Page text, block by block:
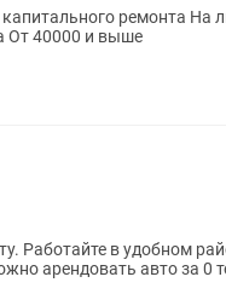
ремонта На
вкус В различной ценовой категории Гарантия Рассрочка От 40000 и выше
Работайте в удобном
арендовать авто за 0